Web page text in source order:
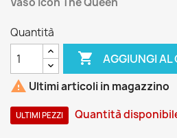
Quantità
 AGGIUNGI AL
 Ultimi articoli in magazzino
ULTIMI PEZZI Quantità